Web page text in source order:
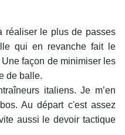
réaliser le plus de passes
qui en revanche fait le
façon de minimiser les
de balle.
italiens. Je m’en
Au départ c'est assez
aussi le devoir tactique